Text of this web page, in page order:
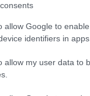
allow Google to
identifiers in apps.
allow my user data to